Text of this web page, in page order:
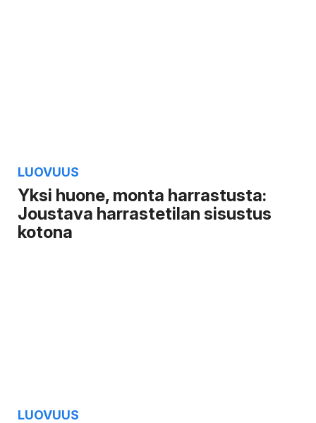
Yksi huone, monta harrastusta:
Joustava harrastetilan sisustus
kotona
LUOVUUS
LUOVUUS